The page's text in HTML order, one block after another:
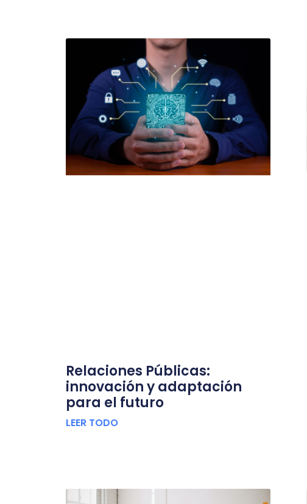
Relaciones Públicas:
innovación y adaptación
para el futuro
LEER TODO